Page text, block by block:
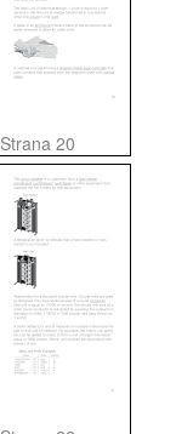
Strana 20